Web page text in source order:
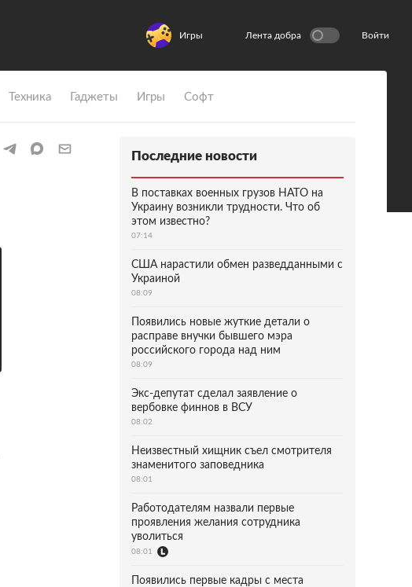
Игры Лента добра Войти
Техника Гаджеты Игры Софт
Последние новости
В поставках военных грузов НАТО на
Украину возникли трудности. Что об
этом известно?
07:14
США нарастили обмен разведданными с
Украиной
08:09
Появились новые жуткие детали о
расправе внучки бывшего мэра
российского города над ним
08:09
Экс-депутат сделал заявление о
вербовке финнов в ВСУ
08:02
Неизвестный хищник съел смотрителя
знаменитого заповедника
08:01
Работодателям назвали первые
проявления желания сотрудника
уволиться
08:01
Появились первые кадры с места